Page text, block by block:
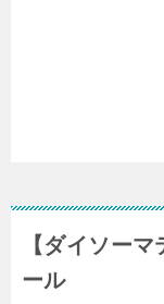
【ダイソー
ール